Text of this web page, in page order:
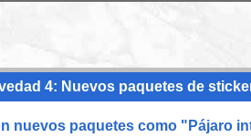
4: Nuevos paquetes de
nuevos paquetes como "Pájaro